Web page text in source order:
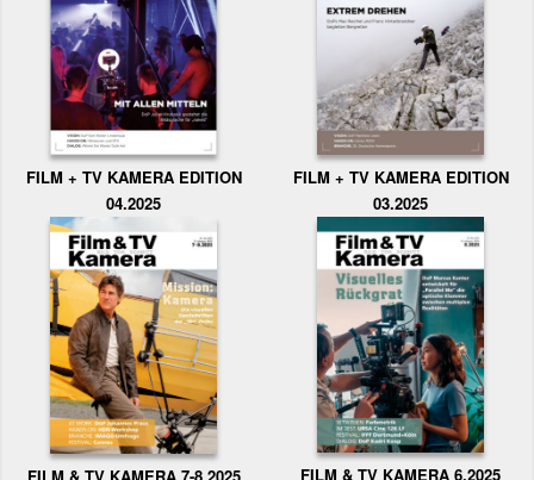
FILM + TV KAMERA EDITION
04.2025
FILM + TV KAMERA EDITION
03.2025
FILM & TV KAMERA 6.2025